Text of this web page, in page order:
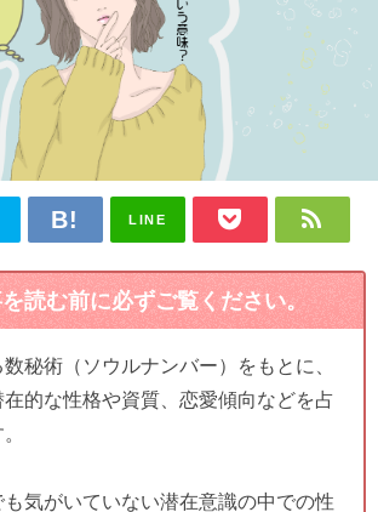
LINE
読む前に必ずご覧ください。
秘術（ソウルナンバー）をもとに、
的な性格や資質、恋愛傾向などを占
気がいていない潜在意識の中での性